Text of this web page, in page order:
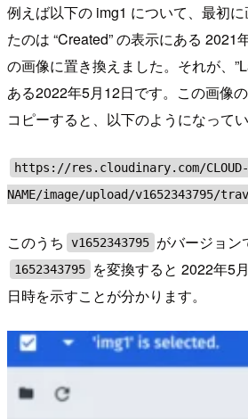
例えば以下の img1 について、最初
たのは “Created” の表示にある 2021
の画像に置き換えました。それが、
ある2022年5月12日です。この画像
コピーすると、以下のようになってい
https://res.cloudinary.com/CLOUD-
NAME/image/upload/v1652343795/
このうち v1652343795 がバージョン
1652343795
を変換すると 2022年5
日時を示すことが分かります。